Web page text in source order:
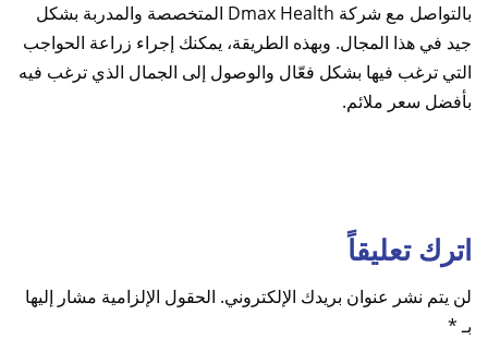
بالتواصل مع شركة Dmax Health المتخصصة والمدربة بشكل
جيد في هذا المجال. وبهذه الطريقة، يمكنك إجراء زراعة الحواجب
التي ترغب فيها بشكل فعّال والوصول إلى الجمال الذي ترغب فيه
بأفضل سعر ملائم.
اترك تعليقاً
لن يتم نشر عنوان بريدك الإلكتروني. الحقول الإلزامية مشار إليها
بـ*